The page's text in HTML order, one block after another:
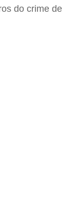
do crime de